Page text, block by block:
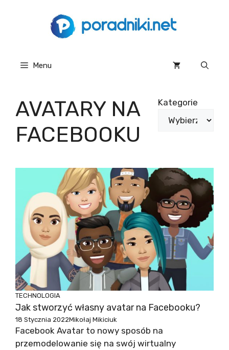
Menu
AVATARY NA
FACEBOOKU
Kategorie
TECHNOLOGIA
Jak stworzyć własny avatar na Facebooku?
18 Stycznia 2022Mikołaj Mikiciuk
Facebook Avatar to nowy sposób na
przemodelowanie się na swój wirtualny